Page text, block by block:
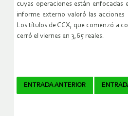
cuyas operaciones están enfocadas
informe externo valoró las acciones
Los títulos de CCX, que comenzó a
cerró el viernes en 3,65 reales.
Navegador
ENTRADA ANTERIOR